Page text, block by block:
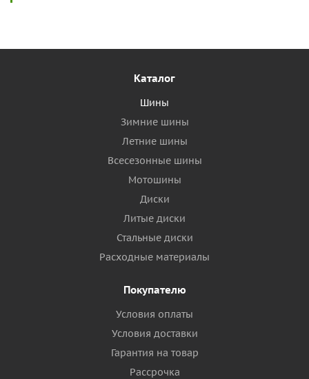
Каталог
Шины
Зимние шины
Летние шины
Всесезонные шины
Мотошины
Диски
Литые диски
Стальные диски
Расходные материалы
Покупателю
Условия оплаты
Условия доставки
Гарантия на товар
Рассрочка